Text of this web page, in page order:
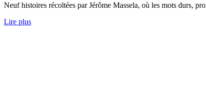
Neuf histoires récoltées par Jérôme Massela, où les mots durs,
Lire plus